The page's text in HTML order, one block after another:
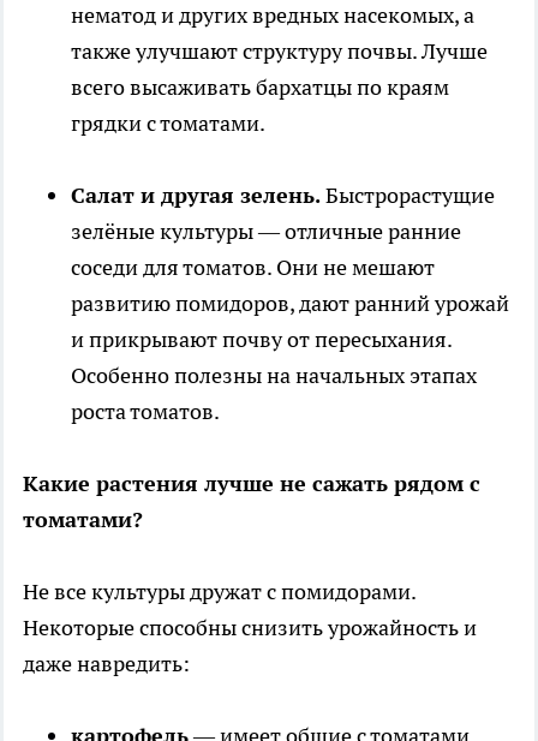
нематод и других вредных насекомых, а
также улучшают структуру почвы. Лучше
всего высаживать бархатцы по краям
грядки с томатами.
Салат и другая зелень.Быстрорастущие
зелёные культуры — отличные ранние
соседи для томатов. Они не мешают
развитию помидоров, дают ранний урожай
и прикрывают почву от пересыхания.
Особенно полезны на начальных этапах
роста томатов.
Какие растения лучше не сажать рядом с
томатами?
Не все культуры дружат с помидорами.
Некоторые способны снизить урожайность и
даже навредить: